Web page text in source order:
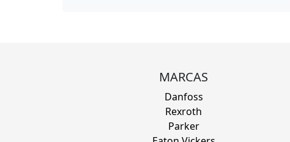
MARCAS
Danfoss
Rexroth
Parker